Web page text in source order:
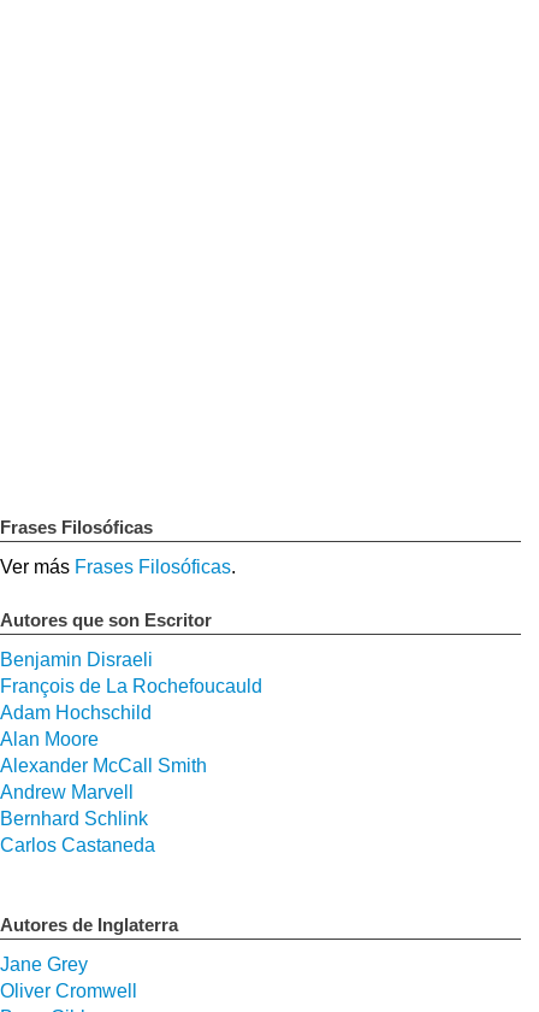
Frases Filosóficas
Ver más Frases Filosóficas.
Autores que son Escritor
Benjamin Disraeli
François de La Rochefoucauld
Adam Hochschild
Alan Moore
Alexander McCall Smith
Andrew Marvell
Bernhard Schlink
Carlos Castaneda
Autores de Inglaterra
Jane Grey
Oliver Cromwell